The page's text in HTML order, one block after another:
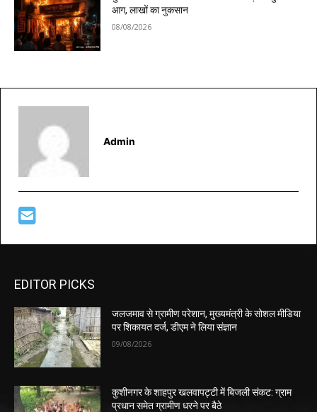
आग, लाखों का नुकसान
08/08/2026
Admin
EDITOR PICKS
जलजमाव से ग्रामीण परेशान, मुख्यमंत्री के सोशल मीडिया
पर शिकायत दर्ज, डीएम ने लिया संज्ञान
09/08/2026
कुशीनगर के शाहपुर खलवापट्टी में बिजली संकट: ग्राम
प्रधान समेत ग्रामीण धरने पर बैठे